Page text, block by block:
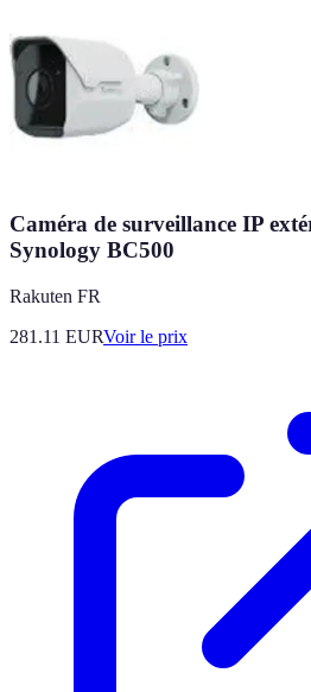
Caméra de surveillance IP
Synology BC500
Rakuten FR
281.11 EURVoir le prix